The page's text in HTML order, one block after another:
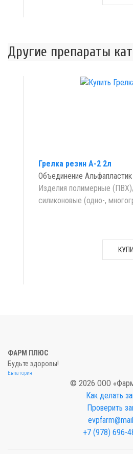
Другие препараты
Грелка резин А-2 2л
Объединение
Изделия полимерные
силиконовые (одно-,
ФАРМ ПЛЮС
Будьте здоровы!
Евпатория
© 2026 ООО
Как делать
Проверить
+7 (978) 696-